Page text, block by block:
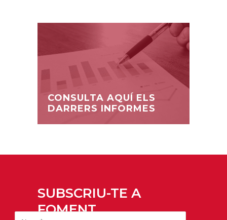
CONSULTA AQUÍ ELS
DARRERS INFORMES
SUBSCRIU-TE A
FOMENT